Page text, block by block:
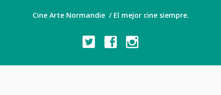
Cine Arte Normandie / El mejor cine siempre.